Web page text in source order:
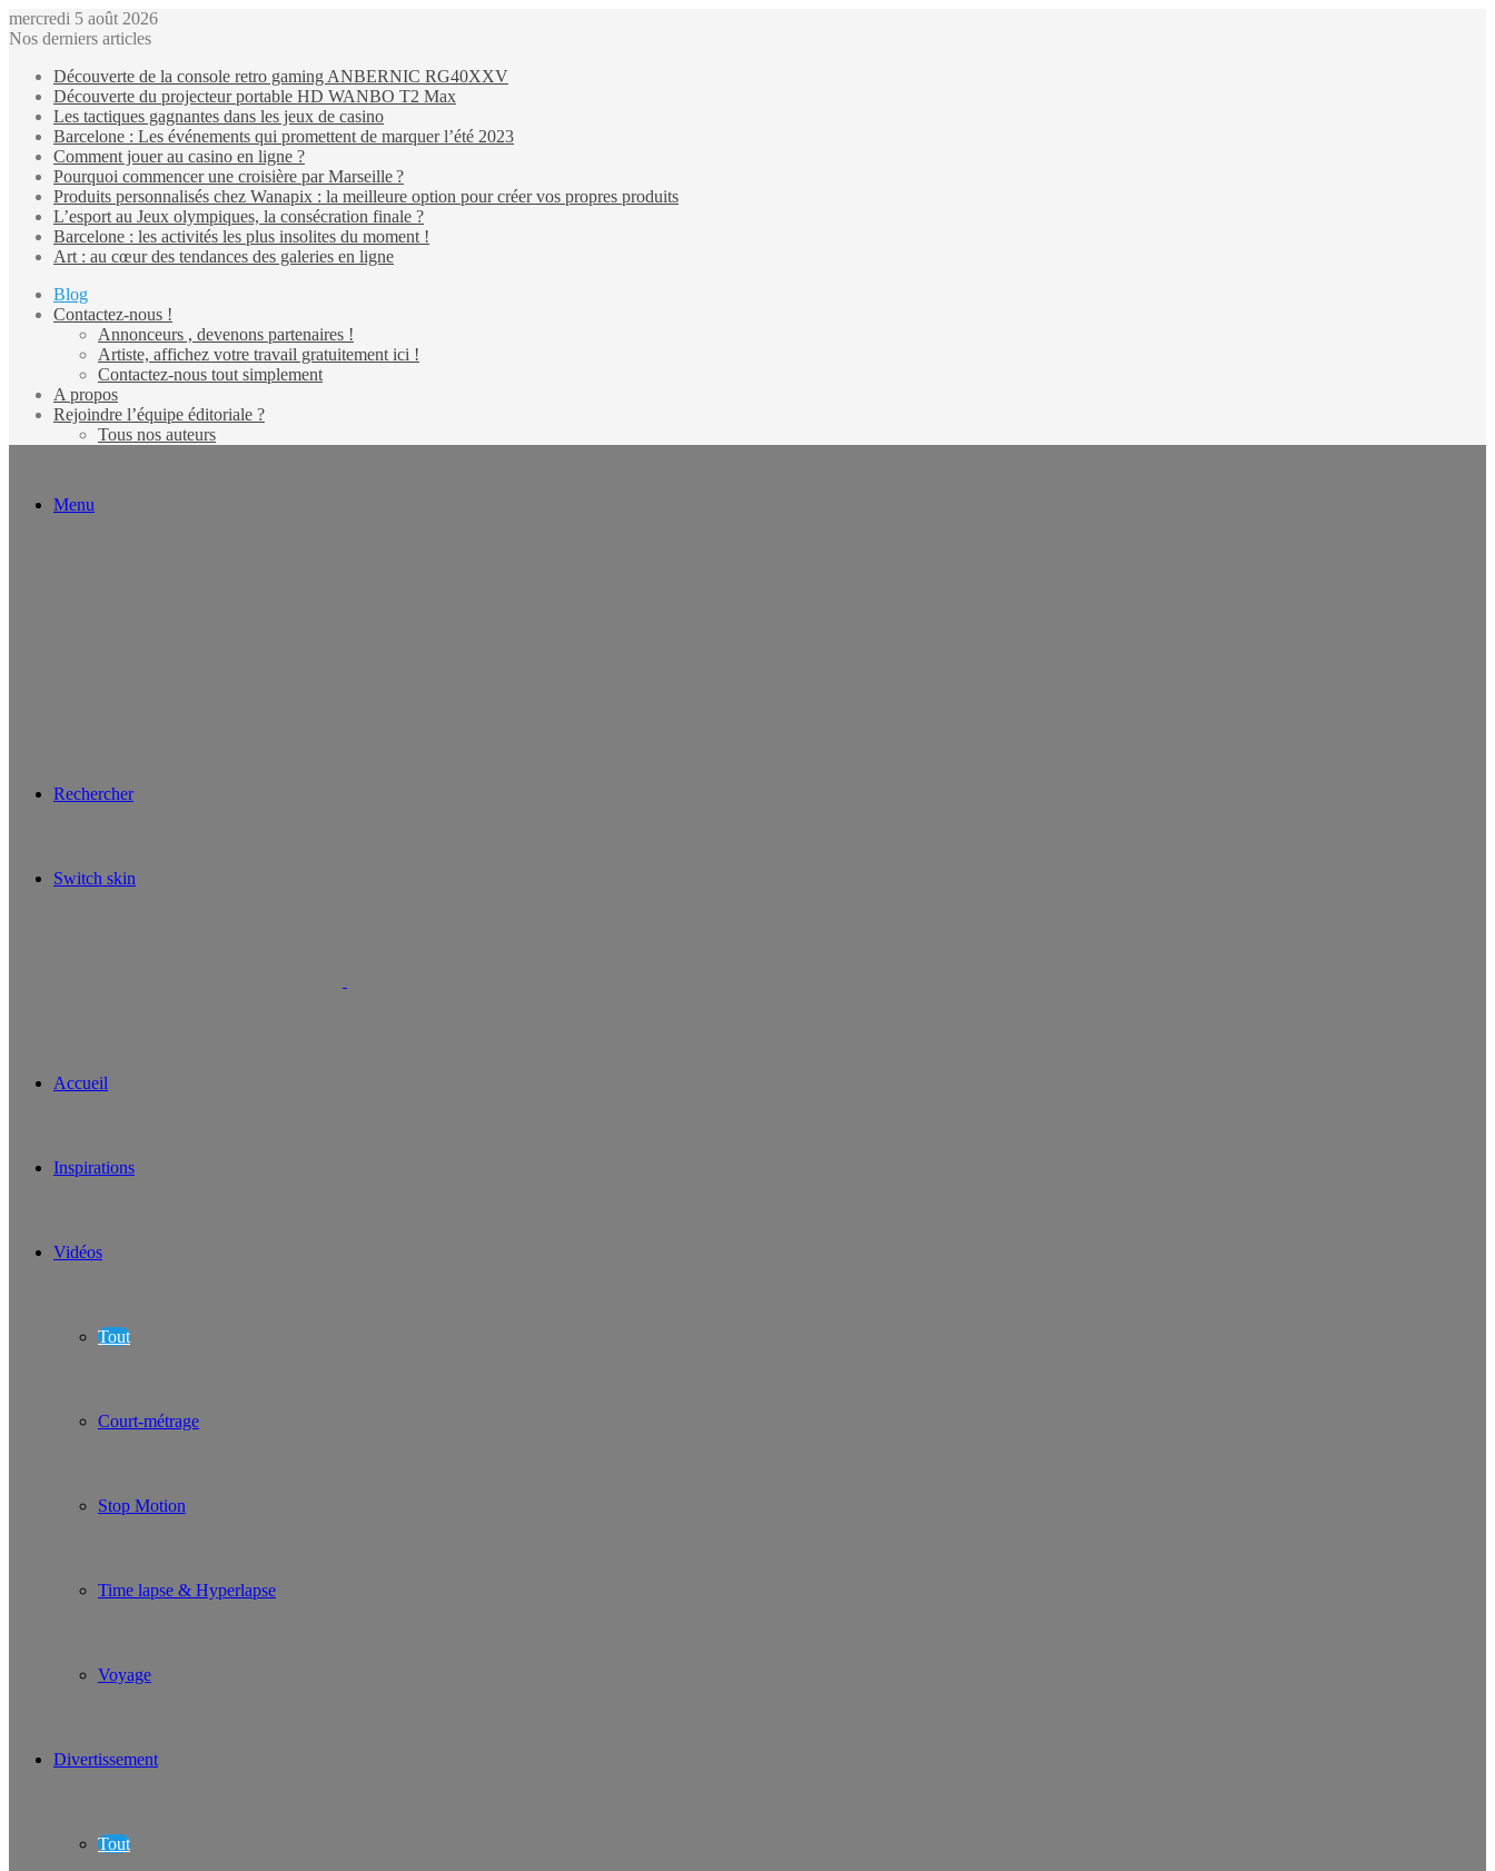
mercredi 5 août 2026
Nos derniers articles
Découverte de la console retro gaming ANBERNIC RG40XXV
Découverte du projecteur portable HD WANBO T2 Max
Les tactiques gagnantes dans les jeux de casino
Barcelone : Les événements qui promettent de marquer l’été 2023
Comment jouer au casino en ligne ?
Pourquoi commencer une croisière par Marseille ?
Produits personnalisés chez Wanapix : la meilleure option pour créer vos propres produits
L’esport au Jeux olympiques, la consécration finale ?
Barcelone : les activités les plus insolites du moment !
Art : au cœur des tendances des galeries en ligne
Blog
Contactez-nous !
Annonceurs , devenons partenaires !
Artiste, affichez votre travail gratuitement ici !
Contactez-nous tout simplement
A propos
Rejoindre l’équipe éditoriale ?
Tous nos auteurs
Menu
Rechercher
Switch skin
Accueil
Inspirations
Vidéos
Tout
Court-métrage
Stop Motion
Time lapse & Hyperlapse
Voyage
Divertissement
Tout